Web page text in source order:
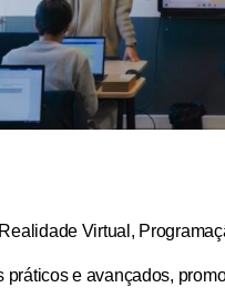
Virtual,
e avançados,